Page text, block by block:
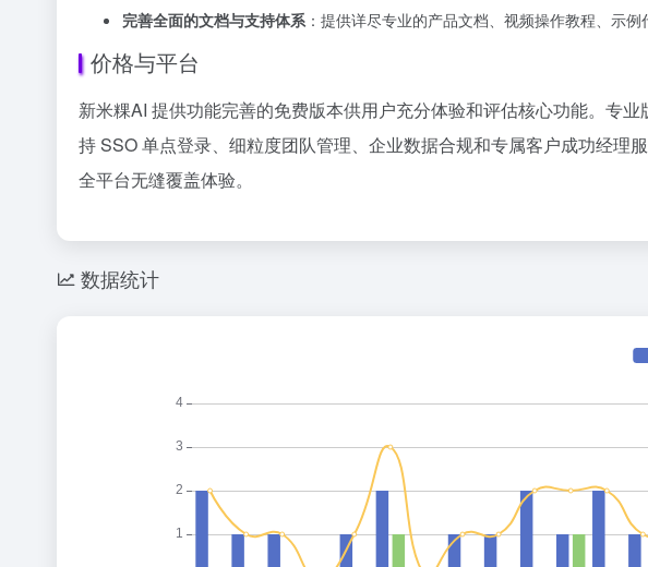
完善全面的文档与支持体系：提供详尽专业的产品文档、视频操作教程、示
价格与平台
新米粿AI 提供功能完善的免费版本供用户充分体验和评估核心功能。专
持 SSO 单点登录、细粒度团队管理、企业数据合规和专属客户成功经理
全平台无缝覆盖体验。
数据统计